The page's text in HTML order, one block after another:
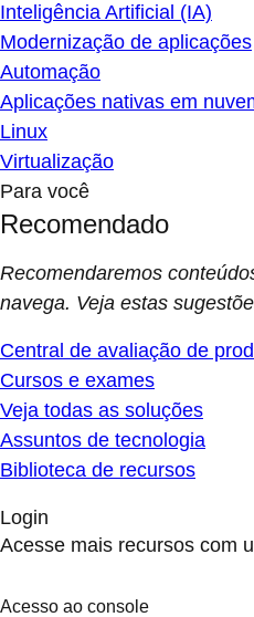
Inteligência Artificial (IA)
Modernização de aplicações
Automação
Aplicações nativas em
Linux
Virtualização
Para você
Recomendado
Recomendaremos
navega. Veja estas
Central de avaliação de
Cursos e exames
Veja todas as soluções
Assuntos de tecnologia
Biblioteca de recursos
Login
Acesse mais recursos com
Acesso ao console